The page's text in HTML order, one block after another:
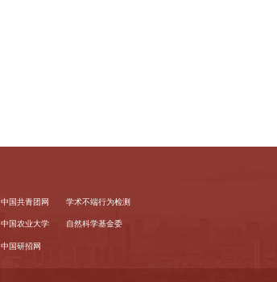
中国共青团网
中国农业大学
中国研招网
学术不端行为检测
自然科学基金委